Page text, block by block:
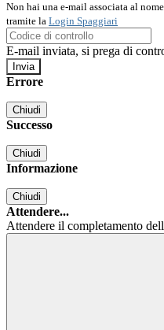
Non hai una e-mail associata al
tramite la Login Spaggiari
E-mail inviata, si prega di
Errore
Chiudi
Successo
Chiudi
Informazione
Chiudi
Attendere...
Attendere il completamento